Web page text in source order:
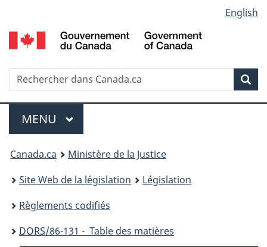
au
contenu
propos
de
la
HTML
simplifiée
selection
English
Recherche
Menu
MENU PRINCIPAL
You
are
here:
Canada.ca
Ministère de la Justice
Site Web de la législation
Législation
Règlements codifiés
DORS/86-131 - Table des matières